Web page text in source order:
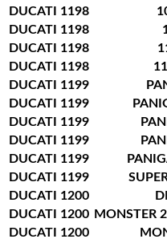
DUCATI
1198
DUCATI
1198
DUCATI
1198
DUCATI
1198
DUCATI
1199
DUCATI
1199
DUCATI
1199
DUCATI
1199
DUCATI
1199
DUCATI
1199
DUCATI
1200
DUCATI
1200 MONSTER
DUCATI
1200